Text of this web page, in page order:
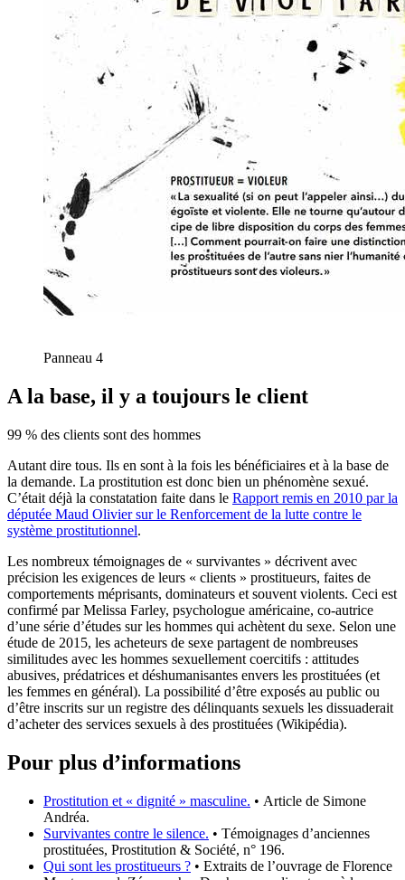
Panneau 4
A la base, il y a toujours le client
99 % des clients sont des hommes
Autant dire tous. Ils en sont à la fois les bénéficiaires et à la base de
la demande. La prostitution est donc bien un phénomène sexué.
C’était déjà la constatation faite dans le Rapport remis en 2010 par la
députée Maud Olivier sur le Renforcement de la lutte contre le
système prostitutionnel.
Les nombreux témoignages de « survivantes » décrivent avec
précision les exigences de leurs « clients » prostitueurs, faites de
comportements méprisants, dominateurs et souvent violents. Ceci est
confirmé par Melissa Farley, psychologue américaine, co-autrice
d’une série d’études sur les hommes qui achètent du sexe. Selon une
étude de 2015, les acheteurs de sexe partagent de nombreuses
similitudes avec les hommes sexuellement coercitifs : attitudes
abusives, prédatrices et déshumanisantes envers les prostituées (et
les femmes en général). La possibilité d’être exposés au public ou
d’être inscrits sur un registre des délinquants sexuels les dissuaderait
d’acheter des services sexuels à des prostituées (Wikipédia).
Pour plus d’informations
Prostitution et « dignité » masculine. • Article de Simone
Andréa.
Survivantes contre le silence. • Témoignages d’anciennes
prostituées, Prostitution & Société, n° 196.
Qui sont les prostitueurs ? • Extraits de l’ouvrage de Florence